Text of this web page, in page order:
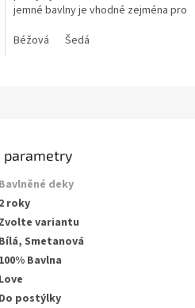
jemné bavlny je vhodné zejména pro
Béžová
Šedá
parametry
Bavlněné deky
2 roky
Zvolte variantu
Bílá, Smetanová
100% Bavlna
Love
Do postýlky